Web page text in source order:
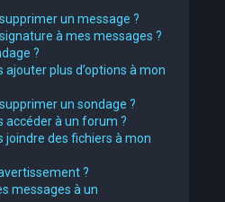
un message ?
à mes messages ?
?
ajouter plus d’options à mon
un sondage ?
accéder à un forum ?
joindre des fichiers à mon
?
messages à un